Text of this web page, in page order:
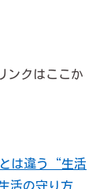
ンクはここか
は違う“生活
活の守り方